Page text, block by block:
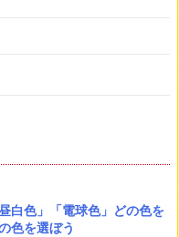
白色」「電球色」どの色を
色を選ぼう